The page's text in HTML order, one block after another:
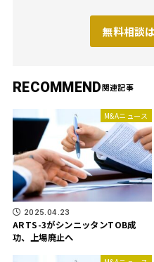
無料相談
RECOMMEND
M&Aニュース
2025.04.23
ARTS-3がシンニッタンTOB成
功、上場廃止へ